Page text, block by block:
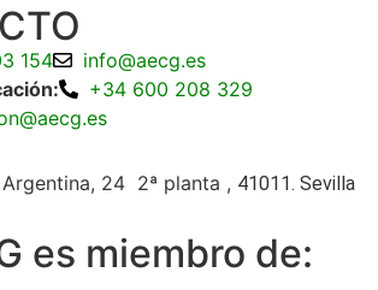
154
info@aecg.es
+34 600 208 329
24 2ª planta , 41011. Sevilla
es miembro de: